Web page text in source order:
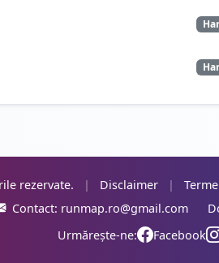
rezervate. | Disclaimer |
Contact: runmap.ro@gmail.com
Urmărește-ne:
Facebook